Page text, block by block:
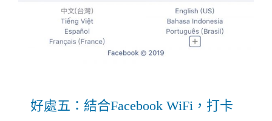
好處五：結合Facebook WiFi，打卡